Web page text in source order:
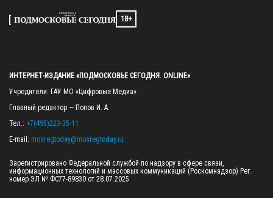
18+
ИНТЕРНЕТ-ИЗДАНИЕ «ПОДМОСКОВЬЕ СЕГОДНЯ. ONLINE»
Учредители: ГАУ МО «Цифровые Медиа»
Главный редактор — Попов И. А.
Тел.: +7(495)223-35-11
E-mail: mosregtoday@mosregtoday.ru
Зарегистрировано Федеральной службой по надзору в сфере связи,
информационных технологий и массовых коммуникаций (Роскомнадзор) Рег.
номер ЭЛ № ФС77-89830 от 28.07.2025